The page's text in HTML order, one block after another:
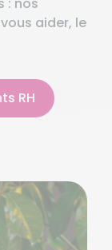
aider, le
RH